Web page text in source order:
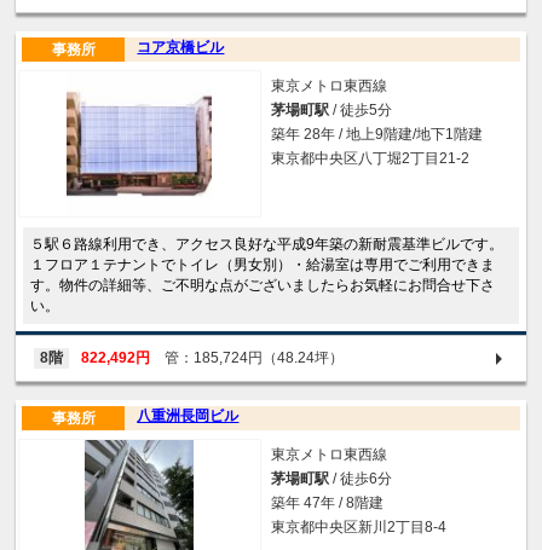
コア京橋ビル
事務所
東京メトロ東西線
茅場町駅 / 徒歩5分
築年 28年 / 地上9階建/地下1階建
東京都中央区八丁堀2丁目21-2
５駅６路線利用でき、アクセス良好な平成9年築の新耐震基準ビルです。
１フロア１テナントでトイレ（男女別）・給湯室は専用でご利用できま
す。物件の詳細等、ご不明な点がございましたらお気軽にお問合せ下さ
い。
8階 822,492円 管：185,724円（48.24坪）
八重洲長岡ビル
事務所
東京メトロ東西線
茅場町駅 / 徒歩6分
築年 47年 / 8階建
東京都中央区新川2丁目8-4